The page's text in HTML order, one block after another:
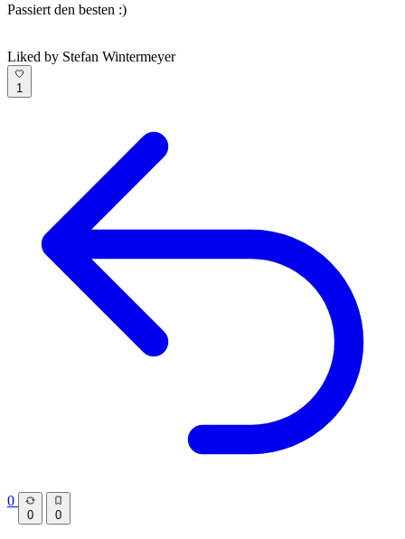
Passiert den besten :)
Liked by Stefan Wintermeyer
1
0
0 0